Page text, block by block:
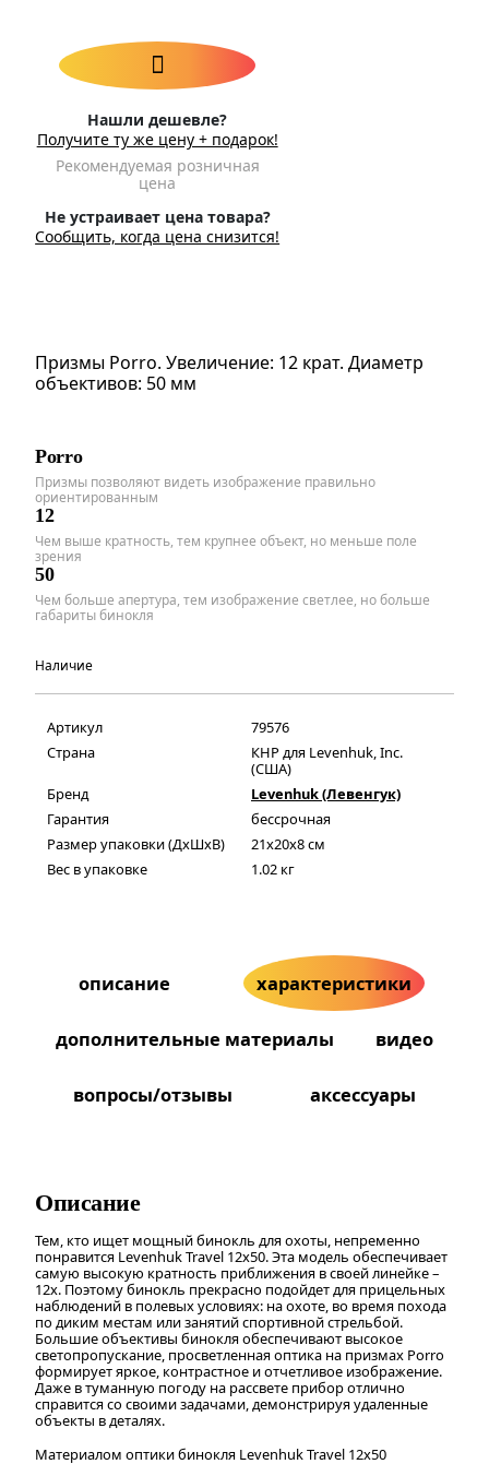
Нашли дешевле?
Получите ту же цену + подарок!
Рекомендуемая розничная
цена
Не устраивает цена товара?
Сообщить, когда цена снизится!
Призмы Porro. Увеличение: 12 крат. Диаметр
объективов: 50 мм
Porro
Призмы позволяют видеть изображение правильно
ориентированным
12
Чем выше кратность, тем крупнее объект, но меньше поле
зрения
50
Чем больше апертура, тем изображение светлее, но больше
габариты бинокля
Наличие
Артикул
79576
Страна
КНР для Levenhuk, Inc.
(США)
Бренд
Levenhuk (Левенгук)
Гарантия
бессрочная
Размер упаковки (ДxШxВ)
21x20x8 см
Вес в упаковке
1.02 кг
описание характеристики
дополнительные материалы видео
вопросы/отзывы аксессуары
Описание
Тем, кто ищет мощный бинокль для охоты, непременно
понравится Levenhuk Travel 12x50. Эта модель обеспечивает
самую высокую кратность приближения в своей линейке –
12х. Поэтому бинокль прекрасно подойдет для прицельных
наблюдений в полевых условиях: на охоте, во время похода
по диким местам или занятий спортивной стрельбой.
Большие объективы бинокля обеспечивают высокое
светопропускание, просветленная оптика на призмах Porro
формирует яркое, контрастное и отчетливое изображение.
Даже в туманную погоду на рассвете прибор отлично
справится со своими задачами, демонстрируя удаленные
объекты в деталях.
Материалом оптики бинокля Levenhuk Travel 12x50